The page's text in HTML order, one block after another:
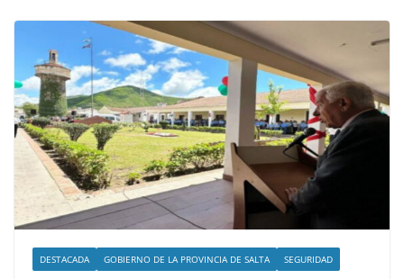
DESTACADA GOBIERNO DE LA PROVINCIA DE SALTA SEGURIDAD